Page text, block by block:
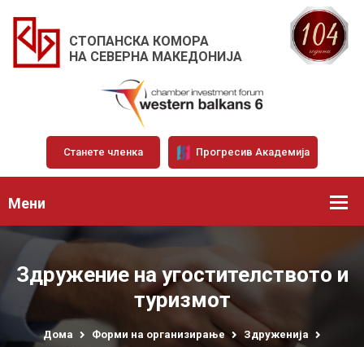
СТОПАНСКА КОМОРА
НА СЕВЕРНА МАКЕДОНИЈА
Станете членка Прогресив Академија
Мени
Здружение на угостителството и
туризмот
Дома Форми на организирање
Здруженија